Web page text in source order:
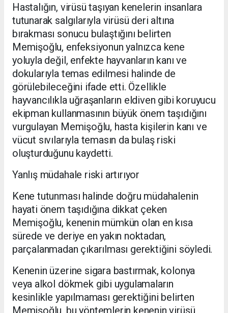
Hastalığın, virüsü taşıyan kenelerin insanlara
tutunarak salgılarıyla virüsü deri altına
bırakması sonucu bulaştığını belirten
Memişoğlu, enfeksiyonun yalnızca kene
yoluyla değil, enfekte hayvanların kanı ve
dokularıyla temas edilmesi halinde de
görülebileceğini ifade etti. Özellikle
hayvancılıkla uğraşanların eldiven gibi koruyucu
ekipman kullanmasının büyük önem taşıdığını
vurgulayan Memişoğlu, hasta kişilerin kanı ve
vücut sıvılarıyla temasın da bulaş riski
oluşturduğunu kaydetti.
Yanlış müdahale riski artırıyor
Kene tutunması halinde doğru müdahalenin
hayati önem taşıdığına dikkat çeken
Memişoğlu, kenenin mümkün olan en kısa
sürede ve deriye en yakın noktadan,
parçalanmadan çıkarılması gerektiğini söyledi.
Kenenin üzerine sigara bastırmak, kolonya
veya alkol dökmek gibi uygulamaların
kesinlikle yapılmaması gerektiğini belirten
Memişoğlu, bu yöntemlerin kenenin virüsü